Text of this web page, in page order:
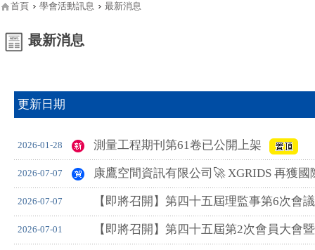
首頁 學會活動訊息 最新消息
最新消息
更新日期
2026-01-28 測量工程期刊第61卷已公開上架
2026-07-07 康鷹空間資訊有限公司🚀 XGRIDS 再獲
2026-07-07 【即將召開】第四十五屆理監事第6次會議
2026-07-01 【即將召開】第四十五屆第2次會員大會